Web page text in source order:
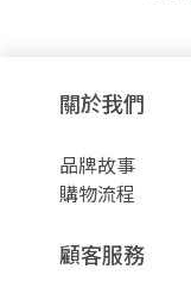
關於我們
品牌故事
購物流程
顧客服務